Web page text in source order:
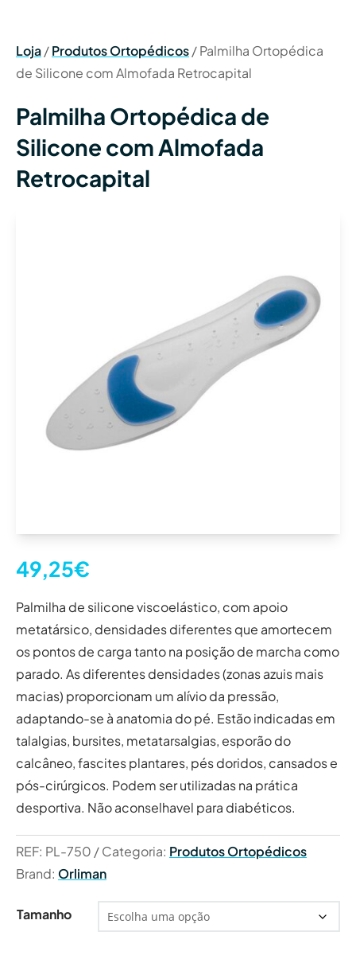
Loja/Produtos Ortopédicos/Palmilha Ortopédica
de Silicone com Almofada Retrocapital
Palmilha Ortopédica de
Silicone com Almofada
Retrocapital
49,25€
Palmilha de silicone viscoelástico, com apoio
metatársico, densidades diferentes que amortecem
os pontos de carga tanto na posição de marcha como
parado. As diferentes densidades (zonas azuis mais
macias) proporcionam um alívio da pressão,
adaptando-se à anatomia do pé. Estão indicadas em
talalgias, bursites, metatarsalgias, esporão do
calcâneo, fascites plantares, pés doridos, cansados e
pós-cirúrgicos. Podem ser utilizadas na prática
desportiva. Não aconselhavel para diabéticos.
REF: PL-750 Categoria: Produtos Ortopédicos
Brand: Orliman
Tamanho